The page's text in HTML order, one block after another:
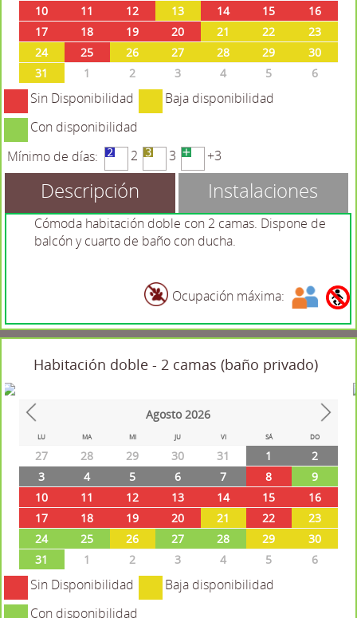
10
11 12 13 14 15
16
17
18 19 20 21 22
23
24
25 26 27 28 29
30
31
1 2 3 4 5 6
Sin Disponibilidad
Baja disponibilidad
Con disponibilidad
Mínimo de días:
2 3 +3
Descripción Instalaciones
Cómoda habitación doble con 2 camas. Dispone de
balcón y cuarto de baño con ducha.
Ocupación máxima:
Habitación doble - 2 camas (baño privado)
Prev Next
Agosto 2026
LU MA MI JU VI SÁ DO
27 28 29 30 31 1
2
3
4 5 6 7 8
9
10
11 12 13 14 15
16
17
18 19 20 21 22
23
24
25 26 27 28 29
30
31
1 2 3 4 5 6
Sin Disponibilidad
Baja disponibilidad
Con disponibilidad